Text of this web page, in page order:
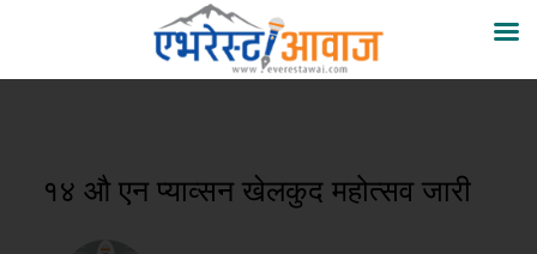
१४ औ एन प्याव्सन खेलकुद महोत्सव जारी